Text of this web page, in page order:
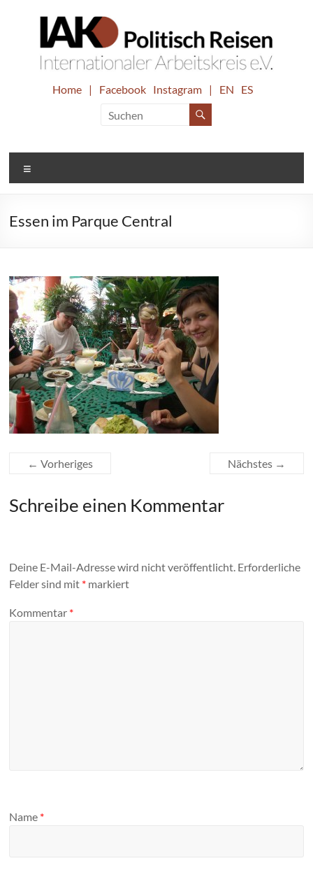
IAK.
Reisen
Internationaler
Home | Facebook Instagram | EN ES
Essen im Parque Central
← Vorheriges Nächstes →
Schreibe einen Kommentar
Deine E-Mail-Adresse wird nicht veröffentlicht. Erforderliche
Felder sind mit * markiert
Kommentar *
Name *